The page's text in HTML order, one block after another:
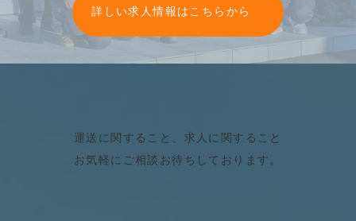
詳しい求人情報はこちらから
ル
ー
プ
リ
ン
運送に関すること、求人に関すること
お気軽にご相談お待ちしております。